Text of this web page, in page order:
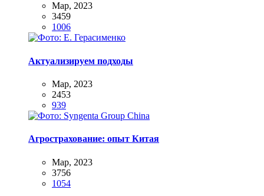
Мар, 2023
3459
1006
Актуализируем подходы
Мар, 2023
2453
939
Агрострахование: опыт Китая
Мар, 2023
3756
1054